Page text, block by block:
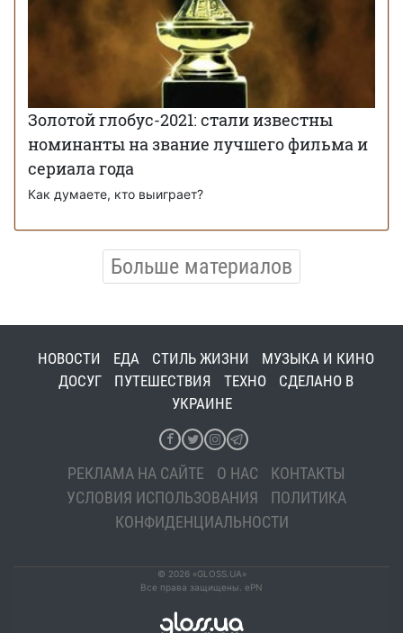
Золотой глобус-2021: стали известны
номинанты на звание лучшего фильма и
сериала года
Как думаете, кто выиграет?
Больше материалов
НОВОСТИ ЕДА СТИЛЬ ЖИЗНИ
МУЗЫКА И КИНО
ДОСУГ
ПУТЕШЕСТВИЯ ТЕХНО
СДЕЛАНО В
УКРАИНЕ
РЕКЛАМА НА САЙТЕ О НАС
КОНТАКТЫ
УСЛОВИЯ ИСПОЛЬЗОВАНИЯ
ПОЛИТИКА
КОНФИДЕНЦИАЛЬНОСТИ
© 2026 «GLOSS.UA»
Все права защищены. ePN